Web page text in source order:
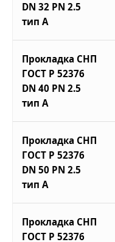
DN 32 PN 2.5
тип A
Прокладка СНП
ГОСТ Р 52376
DN 40 PN 2.5
тип A
Прокладка СНП
ГОСТ Р 52376
DN 50 PN 2.5
тип A
Прокладка СНП
ГОСТ Р 52376